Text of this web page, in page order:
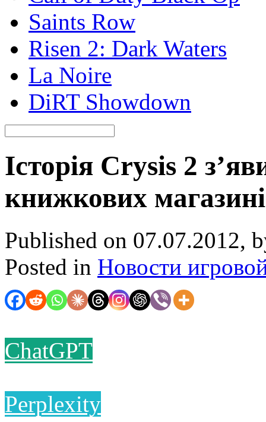
Saints Row
Risen 2: Dark Waters
La Noire
DiRT Showdown
Історія Crysis 2
книжкових
Published on 07.07.2012,
Posted in Новости
ChatGPT
Perplexity